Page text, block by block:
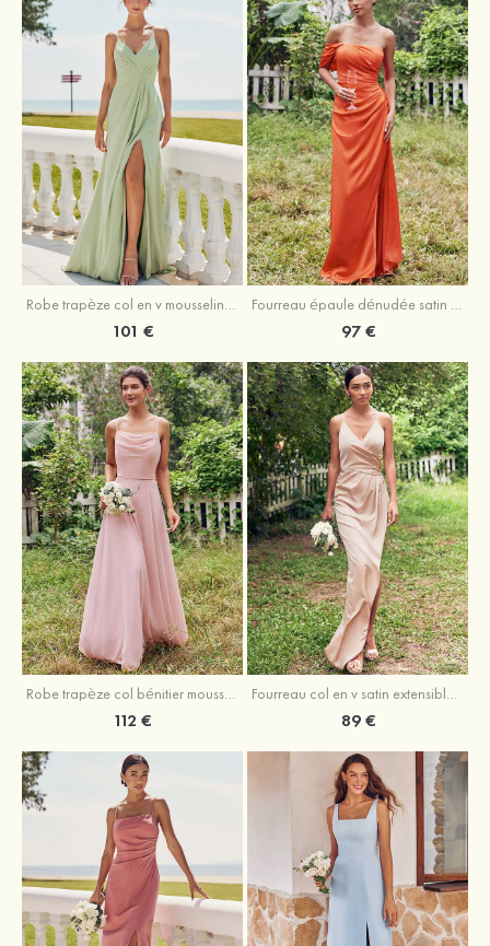
Robe trapèze col en v mousseline ras du sol robe de demoiselle d'honneur
101 €
Fourreau épaule dénudée satin extensible ras du sol robe de demoiselle d'honneur
97 €
Robe trapèze col bénitier mousseline ras du sol robe de demoiselle d'honneur
112 €
Fourreau col en v satin extensible asymétrique robe de demoiselle d'honneur
89 €